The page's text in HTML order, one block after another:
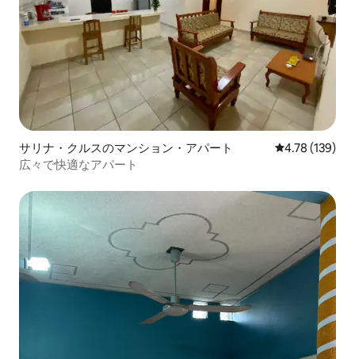
サリナ・クルスのマンション・アパート レビュー139
4.78 (139)
広々で快適なアパート